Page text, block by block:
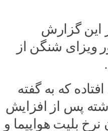
این گزارش
ویزای شنگن از
که به گفته
پس از افزایش
بلیت هواپیما و